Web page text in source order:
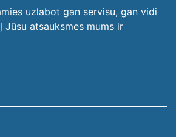
uzlabot gan servisu, gan vidi
Jūsu atsauksmes mums ir